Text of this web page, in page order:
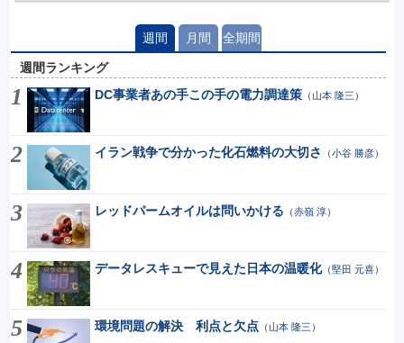
週間 月間 全期間
週間ランキング
DC事業者あの手この手の電力調達策（山本 隆三 ）
イラン戦争で分かった化石燃料の大切さ （小谷 勝彦）
レッドパームオイルは問いかける （赤嶺 淳）
データレスキューで見えた日本の温暖化（堅田 元喜）
環境問題の解決 利点と欠点 （山本 隆三 ）